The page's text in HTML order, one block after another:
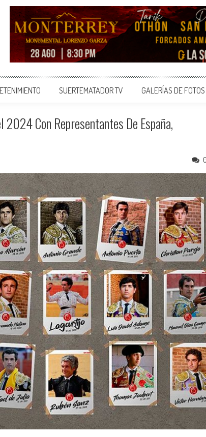
SUERTEMATADOR TV GALERÍAS DE FOTOS
2024 Con Representantes De España,